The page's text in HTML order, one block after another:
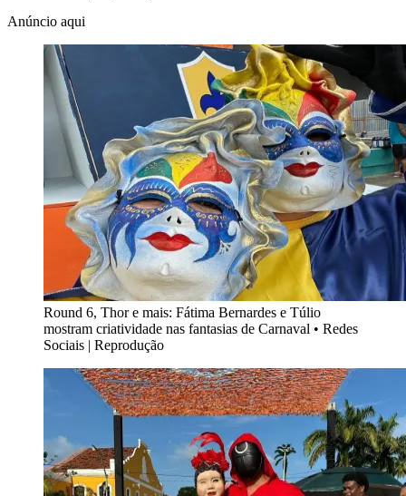
Anúncio aqui
Round 6, Thor e mais: Fátima Bernardes e Túlio
mostram criatividade nas fantasias de Carnaval • Redes
Sociais | Reprodução